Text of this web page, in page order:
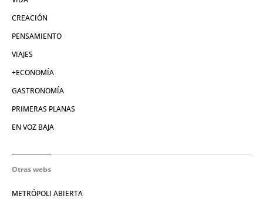
CREACIÓN
PENSAMIENTO
VIAJES
+ECONOMÍA
GASTRONOMÍA
PRIMERAS PLANAS
EN VOZ BAJA
Otras webs
METRÓPOLI ABIERTA